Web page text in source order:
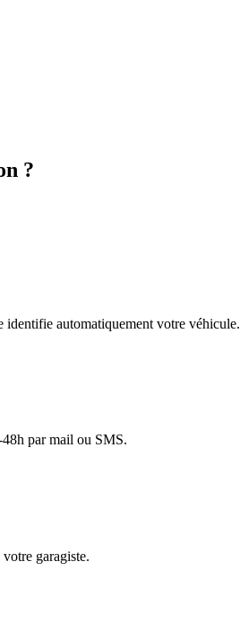
?
identifie automatiquement votre véhicule.
par mail ou SMS.
garagiste.